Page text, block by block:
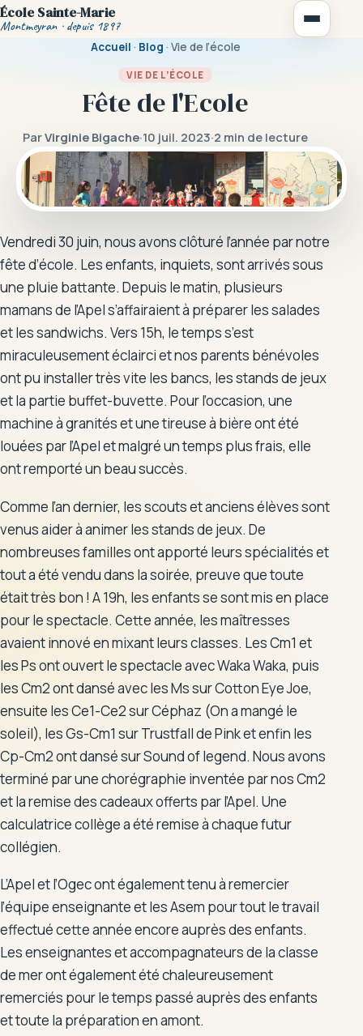
École Sainte-Marie
Montmeyran · depuis 1897
Notre école
Vie scolaire
Règlement intérieur
Activités périscolaires
Le personnel encadrant
L'APEL
L'OGEC
Tarifs
Documents
Accueil · Blog · Vie de l’école
VIE DE L’ÉCOLE
Fête de l'Ecole
ParVirginie Bigache·10 juil. 2023·2 min de lecture
Vendredi 30 juin, nous avons clôturé l’année par notre
fête d’école. Les enfants, inquiets, sont arrivés sous
une pluie battante. Depuis le matin, plusieurs
mamans de l’Apel s’affairaient à préparer les salades
et les sandwichs. Vers 15h, le temps s’est
miraculeusement éclairci et nos parents bénévoles
ont pu installer très vite les bancs, les stands de jeux
et la partie buffet-buvette. Pour l’occasion, une
machine à granités et une tireuse à bière ont été
louées par l’Apel et malgré un temps plus frais, elle
ont remporté un beau succès.
Comme l’an dernier, les scouts et anciens élèves sont
venus aider à animer les stands de jeux. De
nombreuses familles ont apporté leurs spécialités et
tout a été vendu dans la soirée, preuve que toute
était très bon ! A 19h, les enfants se sont mis en place
pour le spectacle. Cette année, les maîtresses
avaient innové en mixant leurs classes. Les Cm1 et
les Ps ont ouvert le spectacle avec Waka Waka, puis
les Cm2 ont dansé avec les Ms sur Cotton Eye Joe,
ensuite les Ce1-Ce2 sur Céphaz (On a mangé le
soleil), les Gs-Cm1 sur Trustfall de Pink et enfin les
Cp-Cm2 ont dansé sur Sound of legend. Nous avons
terminé par une chorégraphie inventée par nos Cm2
et la remise des cadeaux offerts par l’Apel. Une
calculatrice collège a été remise à chaque futur
collégien.
L’Apel et l’Ogec ont également tenu à remercier
l’équipe enseignante et les Asem pour tout le travail
effectué cette année encore auprès des enfants.
Les enseignantes et accompagnateurs de la classe
de mer ont également été chaleureusement
remerciés pour le temps passé auprès des enfants
et toute la préparation en amont.